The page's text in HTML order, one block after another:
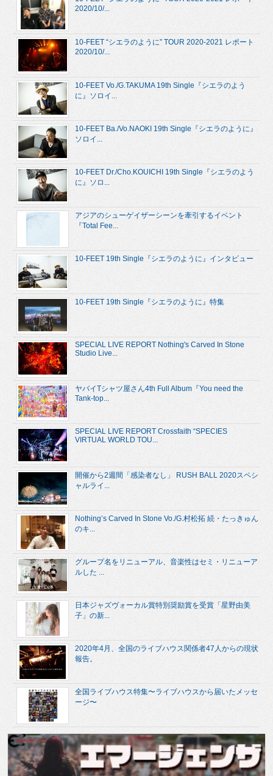
2020/10/...
10-FEET “シエラのように” TOUR 2020-2021 レポート
2020/10/...
10-FEET Vo./G.TAKUMA 19th Single『シエラのよう
に』ソロイ...
10-FEET Ba./Vo.NAOKI 19th Single『シエラのように』
ソロイ...
10-FEET Dr./Cho.KOUICHI 19th Single『シエラのよう
に』ソロ...
アジアのシューゲイザーシーンを牽引するイベント
『Total Fee...
10-FEET 19th Single『シエラのように』インタビュー
10-FEET 19th Single『シエラのように』特集
SPECIAL LIVE REPORT Nothing's Carved In Stone
Studio Live...
ヤバイTシャツ屋さん4th Full Album『You need the
Tank-top...
SPECIAL LIVE REPORT Crossfaith “SPECIES
VIRTUAL WORLD TOU...
開催から2週間「感染者なし」 RUSH BALL 2020スペシ
ャルライ...
Nothing’s Carved In Stone Vo./G.村松拓 続・たっきゅん
のキ...
グループ名をリニューアル、音楽性はセミ・リニューア
ルした ...
日本ジャズヴォーカル賞特別奨励賞を受賞「星野由美
子」の新...
2020年4月、全国のライブハウス関係者47人からの現状
報告。
全国ライブハウス特集〜ライブハウスから届いたメッセ
ージ〜